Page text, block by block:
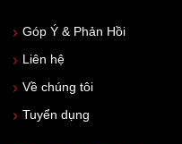
Góp Ý & Phản Hồi
Liên hệ
Về chúng tôi
Tuyển dụng